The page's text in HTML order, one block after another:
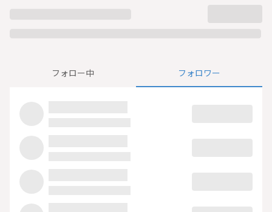
フォロー中 フォロワー